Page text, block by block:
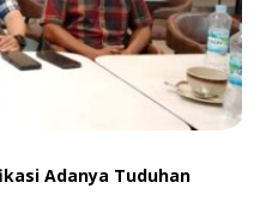
Adanya Tuduhan